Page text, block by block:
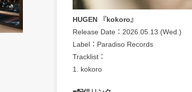
HUGEN 『kokoro』
Release Date：2026.05.13 (Wed.)
Label：Paradiso Records
Tracklist：
1. kokoro